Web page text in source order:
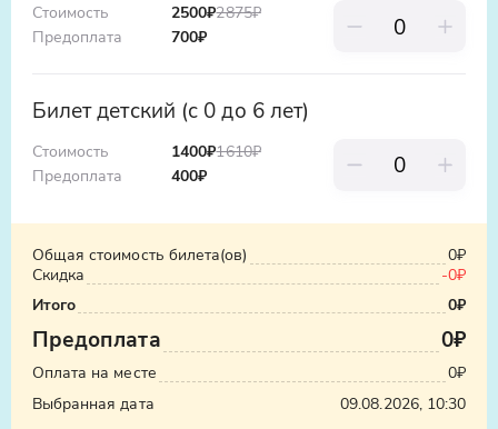
Стоимость
Предоплата
2500₽2875₽
700₽
Билет детский (с 0 до 6 лет)
Стоимость
Предоплата
1400₽1610₽
400₽
Общая стоимость билета(ов)
0₽
Скидка
-0₽
Итого
0₽
Предоплата 0₽
Оплата на месте
0₽
Выбранная дата
09.08.2026, 10:30